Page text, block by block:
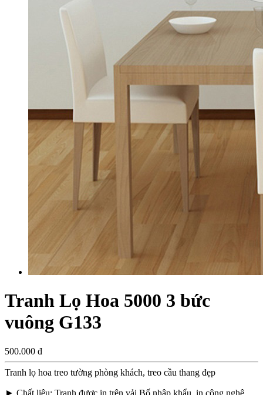
Tranh Lọ Hoa 5000 3 bức
vuông G133
500.000 đ
Tranh lọ hoa treo tường phòng khách, treo cầu thang đẹp
Chất liệu: Tranh được in trên vải Bố nhập khẩu, in công nghệ